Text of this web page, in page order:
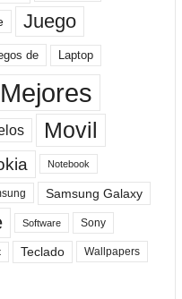
Juego
de Laptop
Mejores
Movil
Notebook
Samsung Galaxy
Software Sony
Teclado Wallpapers